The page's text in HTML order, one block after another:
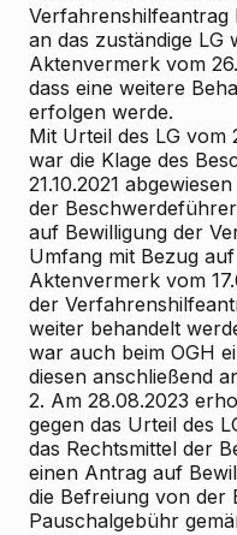
Verfahrenshilfeantrag
an das zuständige LG
Aktenvermerk vom
dass eine weitere
erfolgen werde.
Mit Urteil des LG vom
war die Klage des
21.10.2021
der
auf Bewilligung der
Umfang mit Bezug
Aktenvermerk vom
der
weiter behandelt
war auch beim OGH
diesen anschließend
2. Am 28.08.2023
gegen das Urteil des
das Rechtsmittel der
einen Antrag auf
die Befreiung von der
Pauschalgebühr